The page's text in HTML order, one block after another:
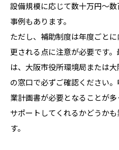
設備規模に応じて数十万円〜
事例もあります。
ただし、補助制度は年度ごと
更される点に注意が必要です
は、大阪市役所環境局または
の窓口で必ずご確認ください
業計画書が必要となることが
サポートしてくれるかどうか
す。